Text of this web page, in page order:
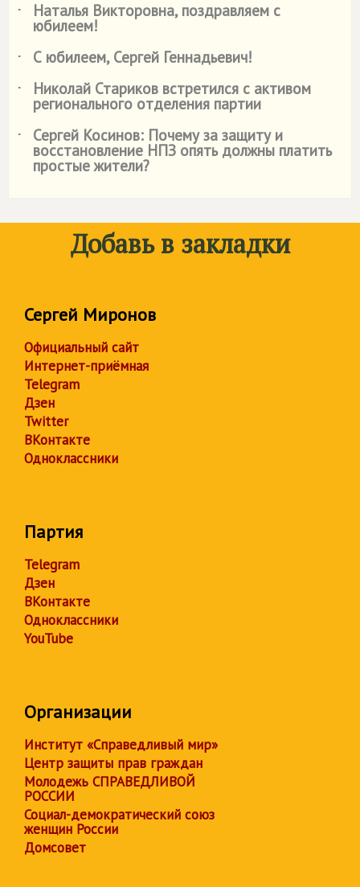
˙
Наталья Викторовна, поздравляем с
юбилеем!
˙
С юбилеем, Сергей Геннадьевич!
˙
Николай Стариков встретился с активом
регионального отделения партии
˙
Сергей Косинов: Почему за защиту и
восстановление НПЗ опять должны платить
простые жители?
Добавь в закладки
Сергей Миронов
Официальный сайт
Интернет-приёмная
Telegram
Дзен
Twitter
ВКонтакте
Одноклассники
Партия
Telegram
Дзен
ВКонтакте
Одноклассники
YouTube
Организации
Институт «Справедливый мир»
Центр защиты прав граждан
Молодежь СПРАВЕДЛИВОЙ
РОССИИ
Социал-демократический союз
женщин России
Домсовет